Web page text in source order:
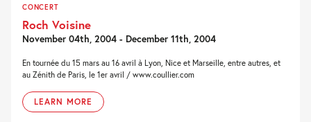
CONCERT
Roch Voisine
November 04th, 2004 - December 11th, 2004
En tournée du 15 mars au 16 avril à Lyon, Nice et Marseille, entre autres, et
au Zénith de Paris, le 1er avril / www.coullier.com
LEARN MORE